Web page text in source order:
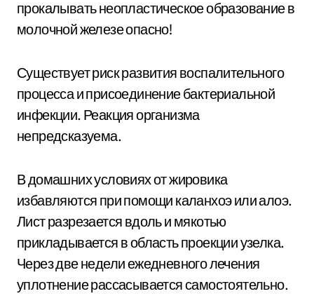
прокалывать неопластическое образование в
молочной железе опасно!
Существует риск развития воспалительного
процесса и присоединение бактериальной
инфекции. Реакция организма
непредсказуема.
В домашних условиях от жировика
избавляются при помощи каланхоэ или алоэ.
Лист разрезается вдоль и мякотью
прикладывается в область проекции узелка.
Через две недели ежедневного лечения
уплотнение рассасывается самостоятельно.